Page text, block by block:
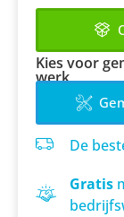
Kies voor
werk
De
Gratis